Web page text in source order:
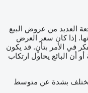
العديد من عروض البيع
إذا كان سعر العرض
في الأمر بتأنٍ. قد يكون
أن البائع يحاول ارتكاب
مختلف بشدة عن متوسط